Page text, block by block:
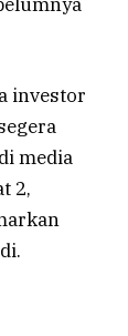
investor
media
2,